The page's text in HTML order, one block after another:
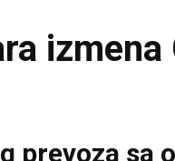
prevoza sa